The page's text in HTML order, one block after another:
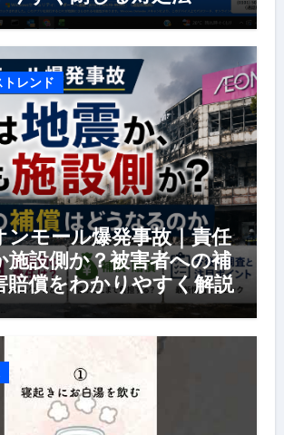
レンド
ンモール爆発事故｜責任
施設側か？被害者への補
賠償をわかりやすく解説